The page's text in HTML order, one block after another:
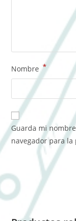
Nombre *
Guarda mi
navegador para la